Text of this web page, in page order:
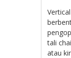
tali
atau